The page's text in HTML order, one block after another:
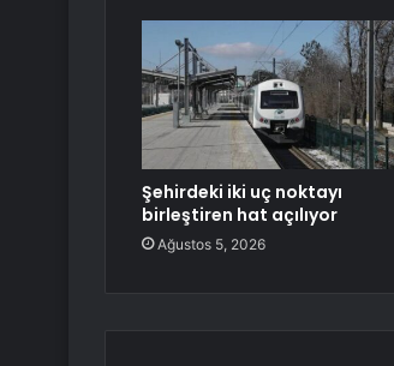
Şehirdeki iki uç noktayı
birleştiren hat açılıyor
Ağustos 5, 2026